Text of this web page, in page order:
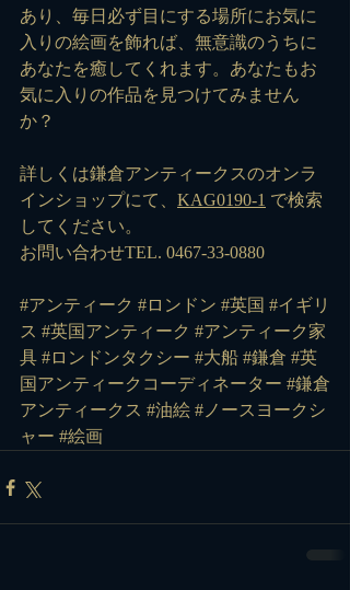
あり、毎日必ず目にする場所にお気に
入りの絵画を飾れば、無意識のうちに
あなたを癒してくれます。あなたもお
気に入りの作品を見つけてみません
か？
詳しくは鎌倉アンティークスのオンラ
インショップにて、 KAG0190-1 で検索
してください。
お問い合わせTEL. 0467-33-0880
#アンティーク #ロンドン #英国 #イギリ
ス #英国アンティーク #アンティーク家
具 #ロンドンタクシー #大船 #鎌倉 #英
国アンティークコーディネーター #鎌倉
アンティークス #油絵 #ノースヨークシ
ャー #絵画